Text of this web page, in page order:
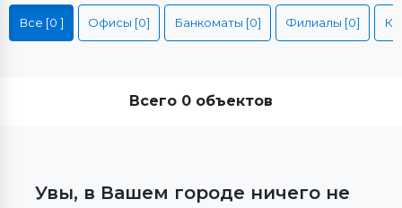
Все [0 ] Офисы [0] Банкоматы [0] Филиалы [0]
Всего 0 объектов
Увы, в Вашем городе ничего не